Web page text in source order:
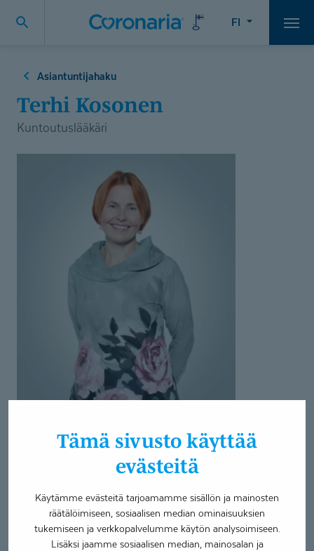
Tämä sivusto käyttää
evästeitä
Käytämme evästeitä tarjoamamme sisällön ja mainosten
räätälöimiseen, sosiaalisen median ominaisuuksien
tukemiseen ja verkkopalvelumme käytön analysoimiseen.
Lisäksi jaamme sosiaalisen median, mainosalan ja
FI
Asiantuntijahaku
Terhi Kosonen
Kuntoutuslääkäri
Asiantuntijan yhteystiedot